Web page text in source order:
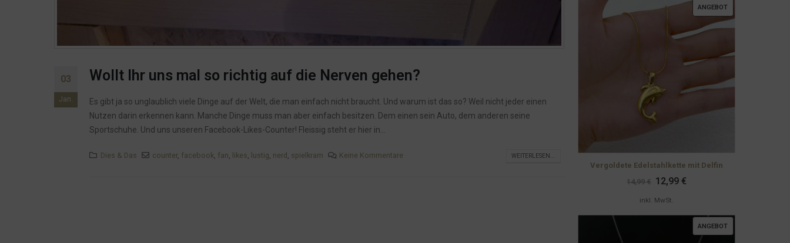
03
Jan.
Wollt Ihr uns mal so richtig auf die Nerven gehen?
Es gibt ja so unglaublich viele Dinge auf der Welt, die man einfach nicht braucht. Und warum ist das so? Weil nicht jeder einen
Nutzen darin erkennen kann. Manche Dinge muss man aber einfach besitzen. Dem einen sein Auto, dem anderen seine
Sportschuhe. Und uns unseren Facebook-Likes-Counter! Fleissig steht er hier in...
Dies & Das counter, facebook, fan, likes, lustig, nerd , spielkram Keine Kommentare WEITERLESEN...
ANGEBOTPRODUKT
IM
Vergoldete Edelstahlkette mit Delfin
14,99€ Ursprünglicher
Preis
war:
12,99 €Aktueller
inkl. MwSt.
ANGEBOTPRODUKT